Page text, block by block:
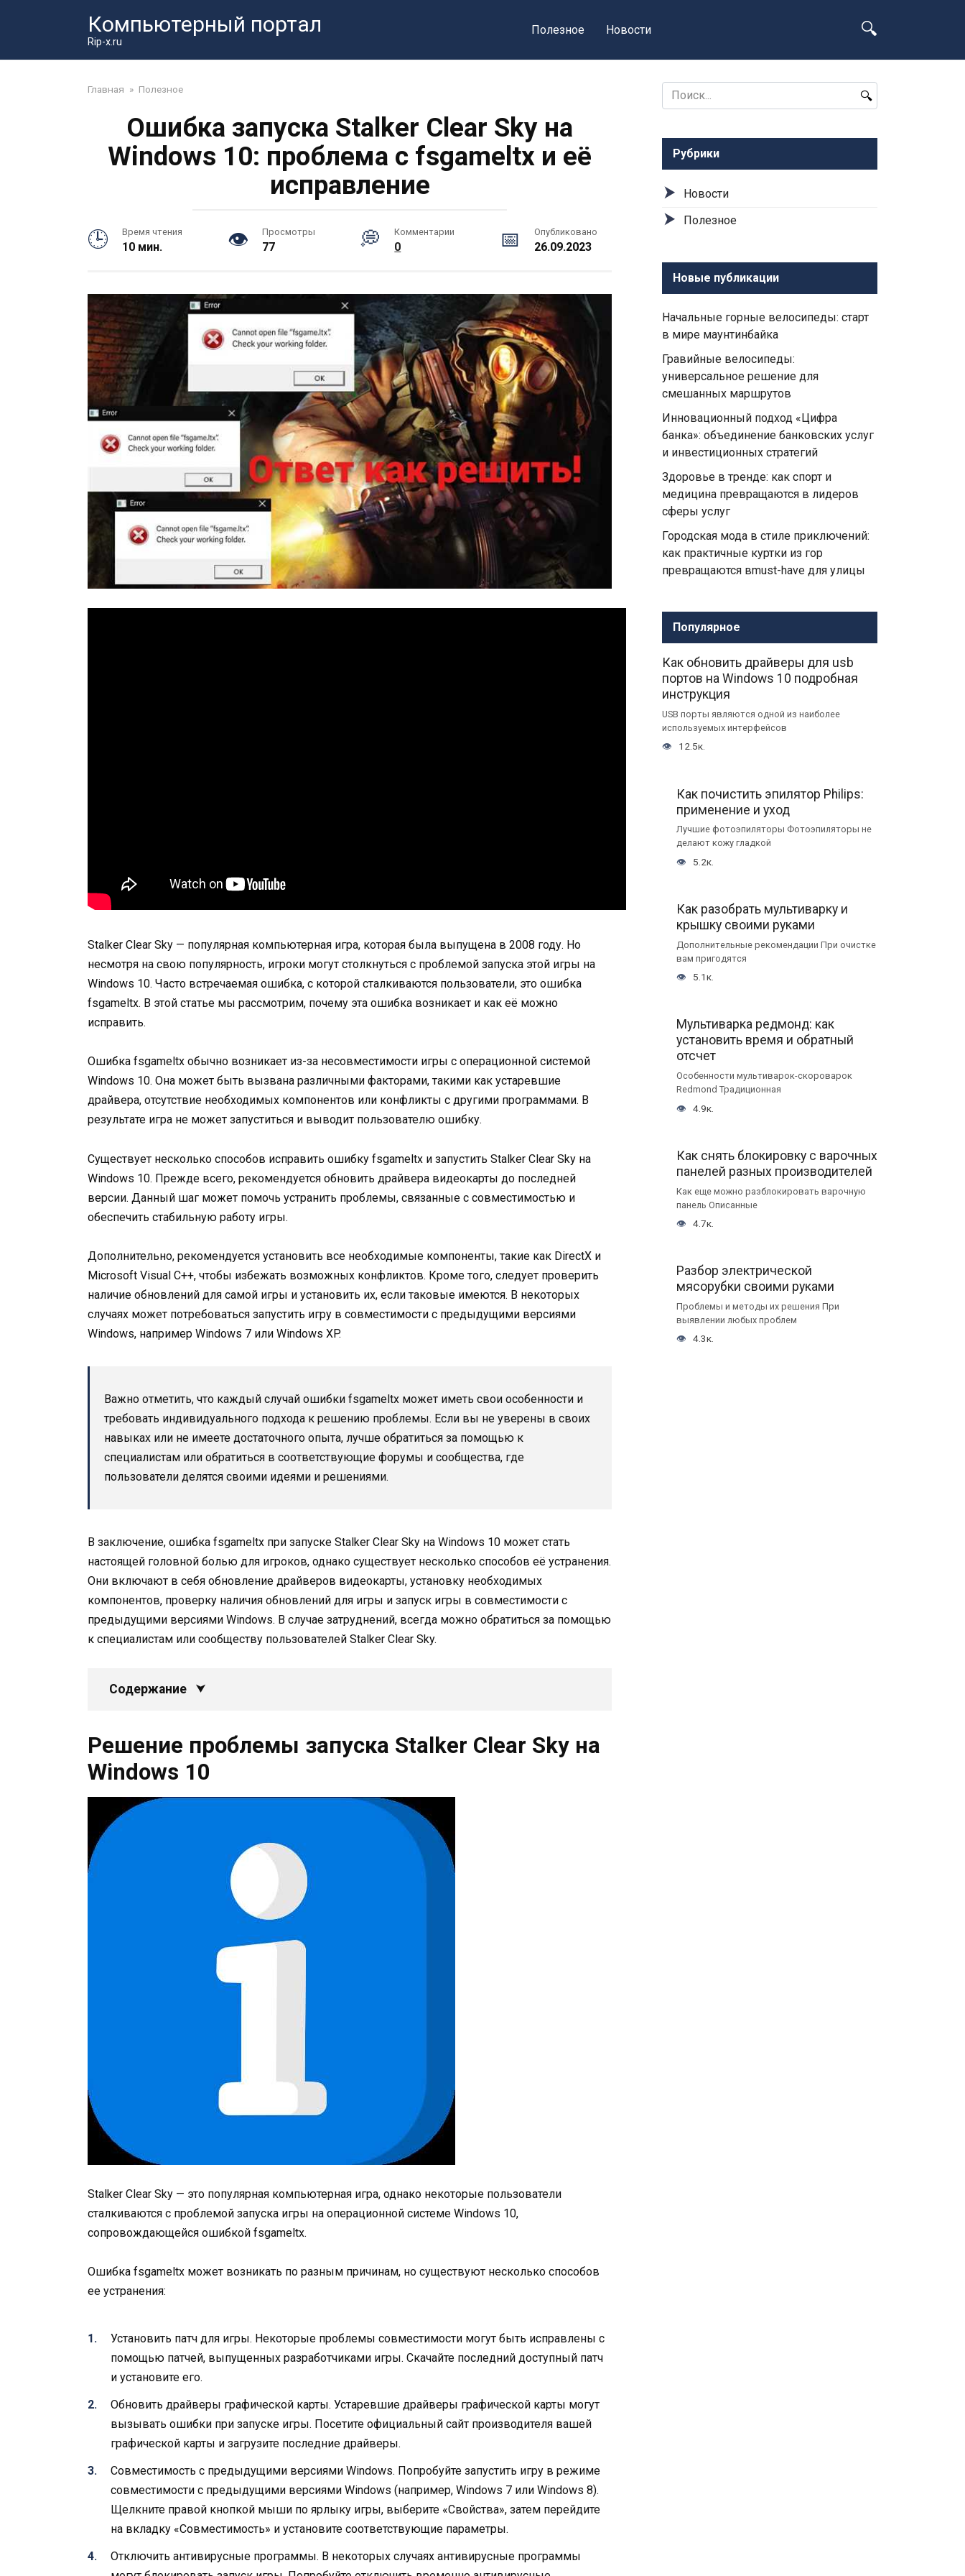
Компьютерный портал
Rip-x.ru
Полезное Новости
Главная » Полезное
Ошибка запуска Stalker Clear Sky на
Windows 10: проблема с fsgameltx и её
исправление
Время чтения
10 мин.
Просмотры
77
Комментарии
0
Опубликовано
26.09.2023
Stalker Clear Sky — популярная компьютерная игра, которая была выпущена в 2008 году. Но
несмотря на свою популярность, игроки могут столкнуться с проблемой запуска этой игры на
Windows 10. Часто встречаемая ошибка, с которой сталкиваются пользователи, это ошибка
fsgameltx. В этой статье мы рассмотрим, почему эта ошибка возникает и как её можно
исправить.
Ошибка fsgameltx обычно возникает из-за несовместимости игры с операционной системой
Windows 10. Она может быть вызвана различными факторами, такими как устаревшие
драйвера, отсутствие необходимых компонентов или конфликты с другими программами. В
результате игра не может запуститься и выводит пользователю ошибку.
Существует несколько способов исправить ошибку fsgameltx и запустить Stalker Clear Sky на
Windows 10. Прежде всего, рекомендуется обновить драйвера видеокарты до последней
версии. Данный шаг может помочь устранить проблемы, связанные с совместимостью и
обеспечить стабильную работу игры.
Дополнительно, рекомендуется установить все необходимые компоненты, такие как DirectX и
Microsoft Visual C++, чтобы избежать возможных конфликтов. Кроме того, следует проверить
наличие обновлений для самой игры и установить их, если таковые имеются. В некоторых
случаях может потребоваться запустить игру в совместимости с предыдущими версиями
Windows, например Windows 7 или Windows XP.
Важно отметить, что каждый случай ошибки fsgameltx может иметь свои особенности и
требовать индивидуального подхода к решению проблемы. Если вы не уверены в своих
навыках или не имеете достаточного опыта, лучше обратиться за помощью к
специалистам или обратиться в соответствующие форумы и сообщества, где
пользователи делятся своими идеями и решениями.
В заключение, ошибка fsgameltx при запуске Stalker Clear Sky на Windows 10 может стать
настоящей головной болью для игроков, однако существует несколько способов её устранения.
Они включают в себя обновление драйверов видеокарты, установку необходимых
компонентов, проверку наличия обновлений для игры и запуск игры в совместимости с
предыдущими версиями Windows. В случае затруднений, всегда можно обратиться за помощью
к специалистам или сообществу пользователей Stalker Clear Sky.
Содержание
Решение проблемы запуска Stalker Clear Sky на
Windows 10
Stalker Clear Sky — это популярная компьютерная игра, однако некоторые пользователи
сталкиваются с проблемой запуска игры на операционной системе Windows 10,
сопровождающейся ошибкой fsgameltx.
Ошибка fsgameltx может возникать по разным причинам, но существуют несколько способов
ее устранения:
Установить патч для игры. Некоторые проблемы совместимости могут быть исправлены с
помощью патчей, выпущенных разработчиками игры. Скачайте последний доступный патч
и установите его.
Обновить драйверы графической карты. Устаревшие драйверы графической карты могут
вызывать ошибки при запуске игры. Посетите официальный сайт производителя вашей
графической карты и загрузите последние драйверы.
Совместимость с предыдущими версиями Windows. Попробуйте запустить игру в режиме
совместимости с предыдущими версиями Windows (например, Windows 7 или Windows 8).
Щелкните правой кнопкой мыши по ярлыку игры, выберите «Свойства», затем перейдите
на вкладку «Совместимость» и установите соответствующие параметры.
Отключить антивирусные программы. В некоторых случаях антивирусные программы
Search
for:
Рубрики
Новости
Полезное
Новые публикации
Начальные горные велосипеды: старт
в мире маунтинбайка
Гравийные велосипеды:
универсальное решение для
смешанных маршрутов
Инновационный подход «Цифра
банка»: объединение банковских услуг
и инвестиционных стратегий
Здоровье в тренде: как спорт и
медицина превращаются в лидеров
сферы услуг
Городская мода в стиле приключений:
как практичные куртки из гор
превращаются вmust-have для улицы
Популярное
Как обновить драйверы для usb
портов на Windows 10 подробная
инструкция
USB порты являются одной из наиболее
используемых интерфейсов
12.5к.
Как почистить эпилятор Philips:
применение и уход
Лучшие фотоэпиляторы Фотоэпиляторы не
делают кожу гладкой
5.2к.
Как разобрать мультиварку и
крышку своими руками
Дополнительные рекомендации При очистке
вам пригодятся
5.1к.
Мультиварка редмонд: как
установить время и обратный
отсчет
Особенности мультиварок-скороварок
Redmond Традиционная
4.9к.
Как снять блокировку с варочных
панелей разных производителей
Как еще можно разблокировать варочную
панель Описанные
4.7к.
Разбор электрической
мясорубки своими руками
Проблемы и методы их решения При
выявлении любых проблем
4.3к.